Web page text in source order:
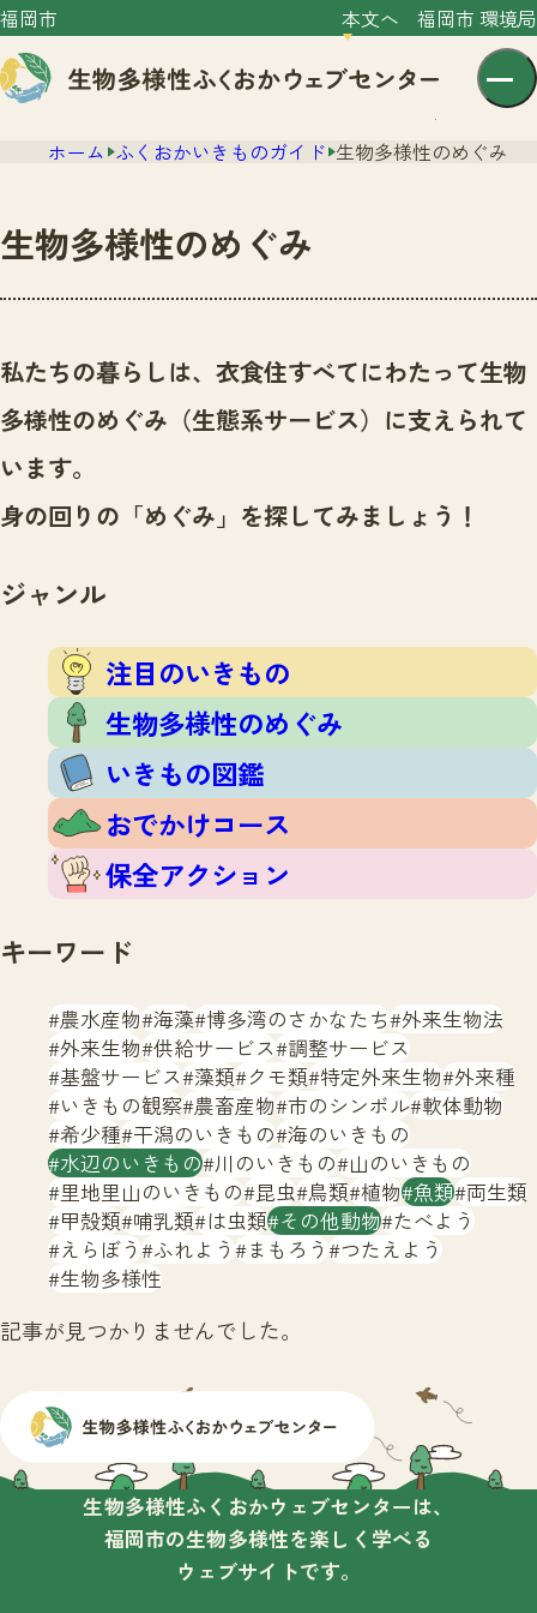
福岡市 本文へ 福岡市 環境局
センター紹介
センター紹介TOP
サイトポリシー
ニュース
いきものガイド
いきものガイドTOP
生物多様性のめぐみ
おでかけコース
保全アクション
イベント
調査レポート
調査レポートTOP
調査結果
ふくおかいきものマップ
マッチング
マッチングTOP
掲載申し込みフォーム
お問合せ
生物多様性ふくおかウェブセンターとは
サイトマップ
ホーム ふくおかいきものガイド 生物多様性のめぐみ
生物多様性のめぐみ
私たちの暮らしは、衣食住すべてにわたって生物
多様性のめぐみ（生態系サービス）に支えられて
います。
身の回りの「めぐみ」を探してみましょう！
ジャンル
注目のいきもの
生物多様性のめぐみ
いきもの図鑑
おでかけコース
保全アクション
キーワード
農水産物 海藻 博多湾のさかなたち 外来生物法
外来生物 供給サービス 調整サービス
基盤サービス 藻類 クモ類 特定外来生物 外来種
いきもの観察 農畜産物 市のシンボル 軟体動物
希少種 干潟のいきもの 海のいきもの
水辺のいきもの 川のいきもの 山のいきもの
里地里山のいきもの 昆虫 鳥類 植物 魚類 両生類
甲殻類 哺乳類 は虫類 その他動物 たべよう
えらぼう ふれよう まもろう つたえよう
生物多様性
記事が見つかりませんでした。
生物多様性ふくおかウェブセンターは、
福岡市の生物多様性を楽しく学べる
ウェブサイトです。